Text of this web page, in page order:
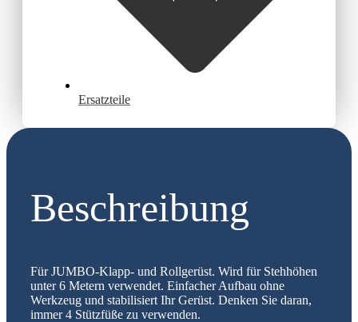
Ersatzteile
Beschreibung
Für JUMBO-Klapp- und Rollgerüst. Wird für Stehhöhen
unter 6 Metern verwendet. Einfacher Aufbau ohne
Werkzeug und stabilisiert Ihr Gerüst. Denken Sie daran,
immer 4 Stützfüße zu verwenden.